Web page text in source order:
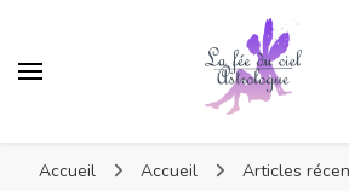
Accueil Accueil
Articles